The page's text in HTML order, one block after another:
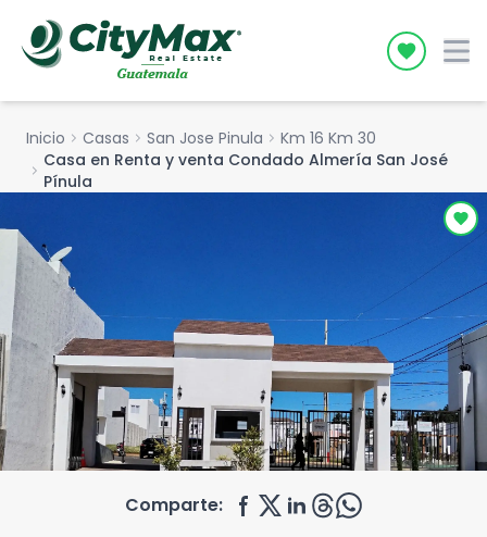
Icon
Inicio chevron_right Casas chevron_right San Jose Pinula chevron_right Km 16 Km 30
chevron_right Casa en Renta y venta Condado Almería San José
Pínula
Comparte: